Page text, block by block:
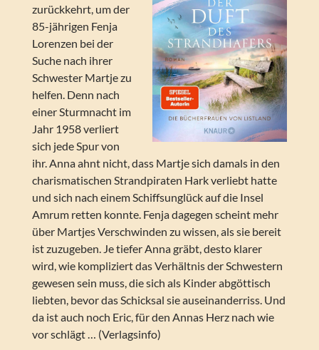
zurückkehrt, um der
85-jährigen Fenja
Lorenzen bei der
Suche nach ihrer
Schwester Martje zu
helfen. Denn nach
einer Sturmnacht im
Jahr 1958 verliert
sich jede Spur von
ihr. Anna ahnt nicht, dass Martje sich damals in den
charismatischen Strandpiraten Hark verliebt hatte
und sich nach einem Schiffsunglück auf die Insel
Amrum retten konnte. Fenja dagegen scheint mehr
über Martjes Verschwinden zu wissen, als sie bereit
ist zuzugeben. Je tiefer Anna gräbt, desto klarer
wird, wie kompliziert das Verhältnis der Schwestern
gewesen sein muss, die sich als Kinder abgöttisch
liebten, bevor das Schicksal sie auseinanderriss. Und
da ist auch noch Eric, für den Annas Herz nach wie
vor schlägt … (Verlagsinfo)